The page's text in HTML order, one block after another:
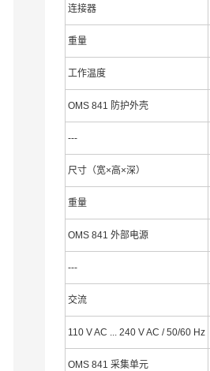
连接器
重量
工作温度
OMS 841 防护外壳
---
尺寸（宽×高×深）
重量
OMS 841 外部电源
---
交流
110 V AC ... 240 V AC / 50/60 Hz
OMS 841 采集单元